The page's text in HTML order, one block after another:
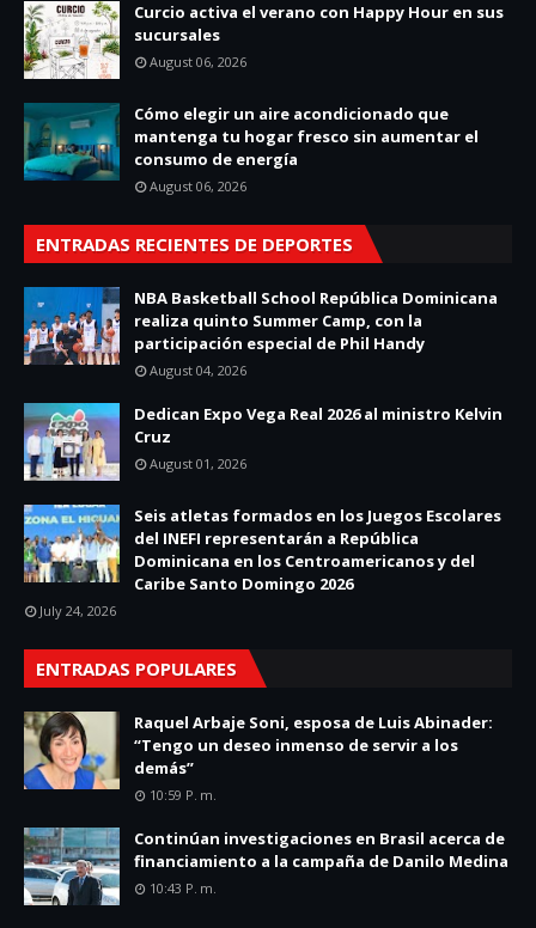
Curcio activa el verano con Happy Hour en sus
sucursales
August 06, 2026
Cómo elegir un aire acondicionado que
mantenga tu hogar fresco sin aumentar el
consumo de energía
August 06, 2026
ENTRADAS RECIENTES DE DEPORTES
NBA Basketball School República Dominicana
realiza quinto Summer Camp, con la
participación especial de Phil Handy
August 04, 2026
Dedican Expo Vega Real 2026 al ministro Kelvin
Cruz
August 01, 2026
Seis atletas formados en los Juegos Escolares
del INEFI representarán a República
Dominicana en los Centroamericanos y del
Caribe Santo Domingo 2026
July 24, 2026
ENTRADAS POPULARES
Raquel Arbaje Soni, esposa de Luis Abinader:
“Tengo un deseo inmenso de servir a los
demás”
10:59 P. M.
Continúan investigaciones en Brasil acerca de
financiamiento a la campaña de Danilo Medina
10:43 P. M.